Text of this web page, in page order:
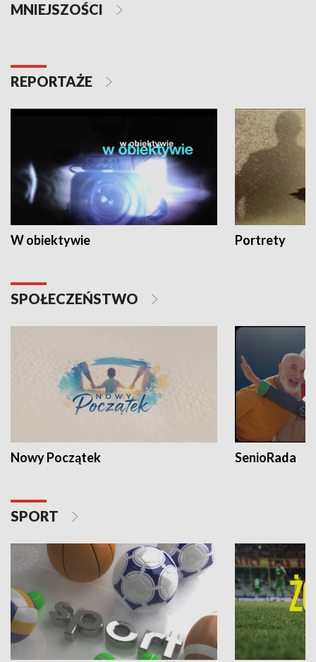
MNIEJSZOŚCI
REPORTAŻE
W obiektywie Portrety
SPOŁECZEŃSTWO
Nowy Początek SenioRada
SPORT